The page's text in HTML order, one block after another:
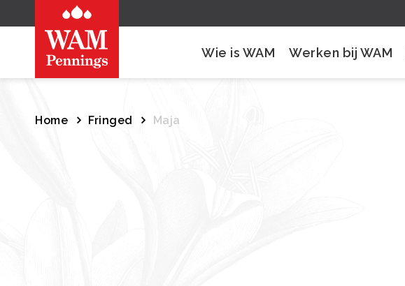
Wie is WAM Werken bij WAM
Home Fringed Maja